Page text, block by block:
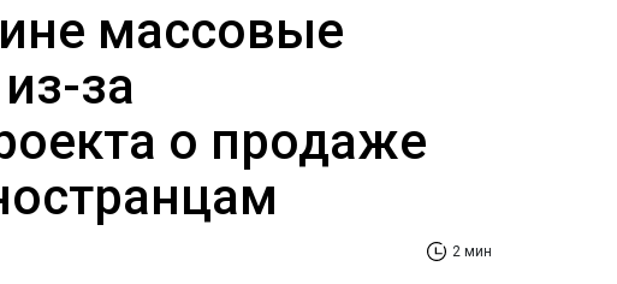
массовые
за
о продаже
2 мин